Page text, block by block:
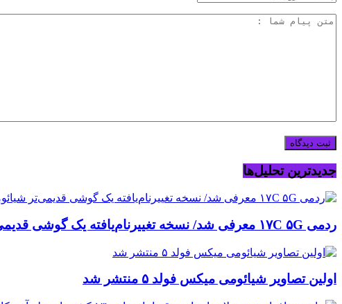
جدیدترین تحلیل‌ها
ردمی ۱۷C ۵G معرفی شد/ نسخه تغییرنام‌یافته یک گوشی قدیمی‌تر شیائومی
اولین تصاویر شیائومی میکس فولد ۵ منتشر شد